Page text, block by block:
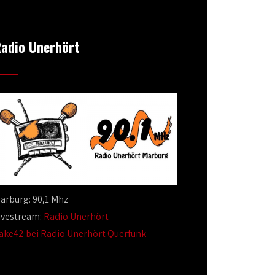
Unerhört
90,1 Mhz
Radio Unerhört
bei Radio Unerhört Querfunk